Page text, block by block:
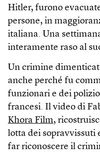
Hitler, furono
persone, in
italiana. Una
interamente raso al
Un crimine
anche perché fu
funzionari e dei
francesi. Il video di
Khora Film,
lotta dei sopravvissuti
far riconoscere il